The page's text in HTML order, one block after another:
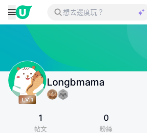
Longbmama
1
帖文
0
粉絲